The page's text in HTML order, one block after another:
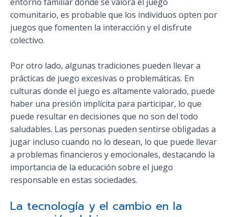
comunitario, es probable que los individuos opten por
juegos que fomenten la interacción y el disfrute
colectivo.
Por otro lado, algunas tradiciones pueden llevar a
prácticas de juego excesivas o problemáticas. En
culturas donde el juego es altamente valorado, puede
haber una presión implícita para participar, lo que
puede resultar en decisiones que no son del todo
saludables. Las personas pueden sentirse obligadas a
jugar incluso cuando no lo desean, lo que puede llevar
a problemas financieros y emocionales, destacando la
importancia de la educación sobre el juego
responsable en estas sociedades.
La tecnología y el cambio en la